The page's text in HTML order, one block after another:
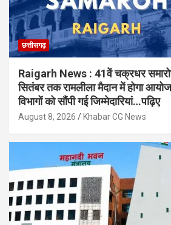
छत्तीसगढ़
Raigarh News : 41वें चक्रधर
सितंबर तक रामलीला मैदान में होगा
विभागों को सौंपी गई जिम्मेदारियां…पढ़िए
August 8, 2026 Khabar CG News